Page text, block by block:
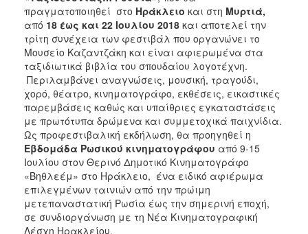
πραγματοποιηθεί στο Ηράκλειο και στη Μυρτιά,
από 18 έως και 22 Ιουλίου 2018 και αποτελεί την
τρίτη συνέχεια των φεστιβάλ που οργανώνει το
Μουσείο Καζαντζάκη και είναι αφιερωμένα στα
ταξιδιωτικά βιβλία του σπουδαίου λογοτέχνη.
Περιλαμβάνει αναγνώσεις, μουσική, τραγούδι,
χορό, θέατρο, κινηματογράφο, εκθέσεις, εικαστικές
παρεμβάσεις καθώς και υπαίθριες εγκαταστάσεις
με πρωτότυπα δρώμενα και συμμετοχικά παιχνίδια.
Ως προφεστιβαλική εκδήλωση, θα προηγηθεί η
Εβδομάδα Ρωσικού κινηματογράφου από 9-15
Ιουλίου στον Θερινό Δημοτικό Κινηματογράφο
«Βηθλεέμ» στο Ηράκλειο, ένα ειδικό αφιέρωμα
επιλεγμένων ταινιών από την πρώιμη
μετεπαναστατική Ρωσία έως την σημερινή εποχή,
σε συνδιοργάνωση με τη Νέα Κινηματογραφική
Λέσχη Ηρακλείου.